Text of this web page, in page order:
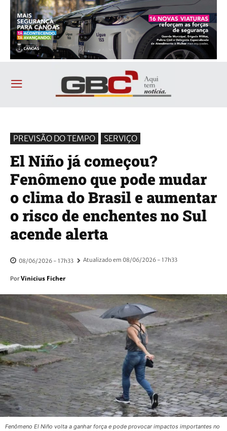
PREVISÃO DO TEMPO SERVIÇO
El Niño já começou?
Fenômeno que pode mudar
o clima do Brasil e aumentar
o risco de enchentes no Sul
acende alerta
08/06/2026 - 17h33 Atualizado em 08/06/2026 - 17h33
Por Vinicius Ficher
Fenômeno El Niño volta a ganhar força e pode provocar impactos importantes no